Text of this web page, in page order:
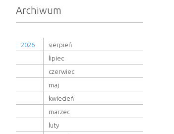
Archiwum
2026
sierpień
lipiec
czerwiec
maj
kwiecień
marzec
luty